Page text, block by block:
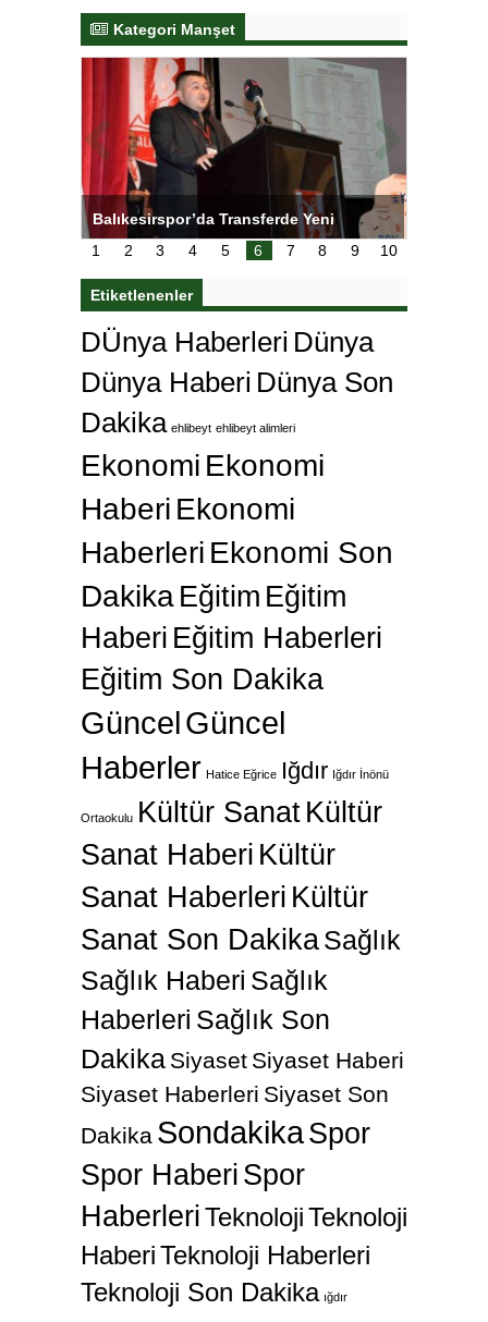
Kategori Manşet
Balıkesirspor’da Transferde Yeni
Yaklaşım
1
2 3 4 5 6 7 8 9 10
Etiketlenenler
DÜnya Haberleri Dünya
Dünya Haberi Dünya Son
Dakika ehlibeyt ehlibeyt alimleri
Ekonomi Ekonomi
Haberi Ekonomi
Haberleri Ekonomi Son
Dakika Eğitim Eğitim
Haberi Eğitim Haberleri
Eğitim Son Dakika
GüncelGüncel
Haberler Hatice Eğrice Iğdır Iğdır İnönü
Ortaokulu Kültür SanatKültür
Sanat Haberi Kültür
Sanat Haberleri Kültür
Sanat Son DakikaSağlık
Sağlık Haberi Sağlık
Haberleri Sağlık Son
Dakika Siyaset Siyaset Haberi
Siyaset Haberleri Siyaset Son
Dakika SondakikaSpor
Spor Haberi Spor
HaberleriTeknolojiTeknoloji
HaberiTeknoloji Haberleri
Teknoloji Son Dakika ığdır